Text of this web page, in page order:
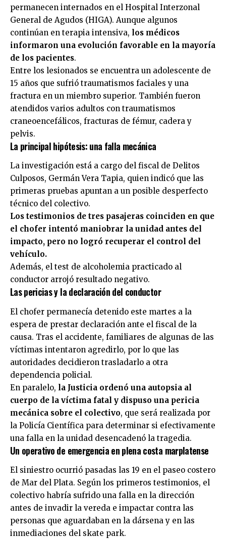
permanecen internados en el Hospital Interzonal
General de Agudos (HIGA). Aunque algunos
continúan en terapia intensiva, los médicos
informaron una evolución favorable en la mayoría
de los pacientes.
Entre los lesionados se encuentra un adolescente de
15 años que sufrió traumatismos faciales y una
fractura en un miembro superior. También fueron
atendidos varios adultos con traumatismos
craneoencefálicos, fracturas de fémur, cadera y
pelvis.
La principal hipótesis: una falla mecánica
La investigación está a cargo del fiscal de Delitos
Culposos, Germán Vera Tapia, quien indicó que las
primeras pruebas apuntan a un posible desperfecto
técnico del colectivo.
Los testimonios de tres pasajeras coinciden en que
el chofer intentó maniobrar la unidad antes del
impacto, pero no logró recuperar el control del
vehículo.
Además, el test de alcoholemia practicado al
conductor arrojó resultado negativo.
Las pericias y la declaración del conductor
El chofer permanecía detenido este martes a la
espera de prestar declaración ante el fiscal de la
causa. Tras el accidente, familiares de algunas de las
víctimas intentaron agredirlo, por lo que las
autoridades decidieron trasladarlo a otra
dependencia policial.
En paralelo, la Justicia ordenó una autopsia al
cuerpo de la víctima fatal y dispuso una pericia
mecánica sobre el colectivo, que será realizada por
la Policía Científica para determinar si efectivamente
una falla en la unidad desencadenó la tragedia.
Un operativo de emergencia en plena costa marplatense
El siniestro ocurrió pasadas las 19 en el paseo costero
de Mar del Plata. Según los primeros testimonios, el
colectivo habría sufrido una falla en la dirección
antes de invadir la vereda e impactar contra las
personas que aguardaban en la dársena y en las
inmediaciones del skate park.